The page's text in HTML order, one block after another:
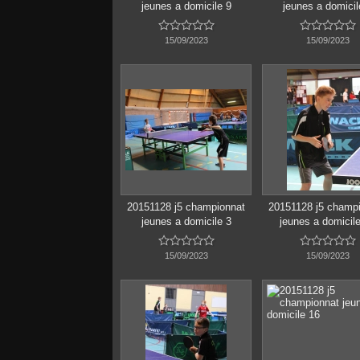
jeunes a domicile 9

15/09/2023
jeunes a

15/09/2023
20151128 j5 championnat
jeunes a domicile 3

15/09/2023
20151128 j5
jeunes a

15/09/2023